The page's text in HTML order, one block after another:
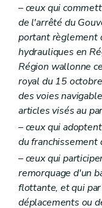
– ceux qui
de l'arrêté du
portant règlement
hydrauliques en
Région wallonne
royal du 15
des voies
articles visés au
– ceux qui
du franchissement
– ceux qui
remorquage d'un
flottante, et qui
déplacements ou